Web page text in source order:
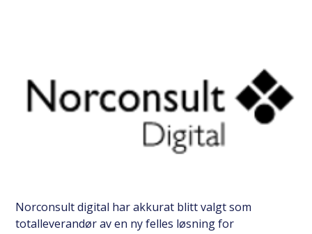
Norconsult digital har akkurat blitt valgt som
totalleverandør av en ny felles løsning for